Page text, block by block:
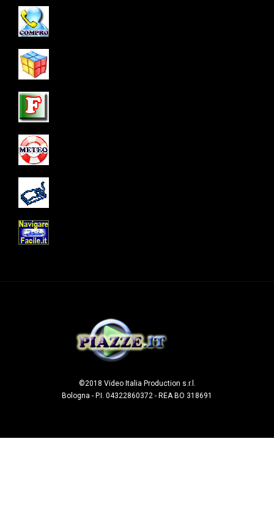
©2018 Video Italia Production s.r.l.
Bologna - P.I. 04322860372 - REA BO 318691